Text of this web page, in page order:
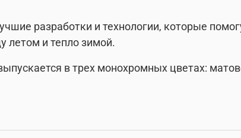
разработки и технологии, которые
летом и тепло зимой.
в трех монохромных цветах: